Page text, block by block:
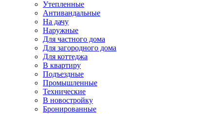
Утепленные
Антивандальные
На дачу
Наружные
Для частного дома
Для загородного дома
Для коттеджа
В квартиру
Подъездные
Промышленные
Технические
В новостройку
Бронированные